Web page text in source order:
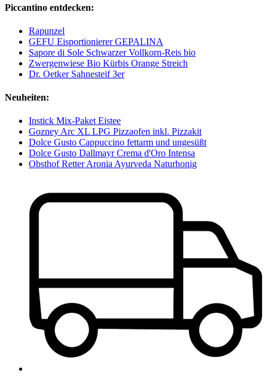
Piccantino entdecken:
Rapunzel
GEFU Eisportionierer GEPALINA
Sapore di Sole Schwarzer Vollkorn-Reis bio
Zwergenwiese Bio Kürbis Orange Streich
Dr. Oetker Sahnesteif 3er
Neuheiten:
Instick Mix-Paket Eistee
Gozney Arc XL LPG Pizzaofen inkl. Pizzakit
Dolce Gusto Cappuccino fettarm und ungesüßt
Dolce Gusto Dallmayr Crema d'Oro Intensa
Obsthof Retter Aronia Ayurveda Naturhonig